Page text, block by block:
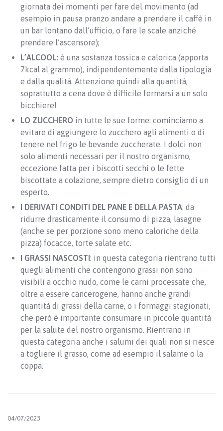
giornata dei momenti per fare del movimento (ad
esempio in pausa pranzo andare a prendere il caffè in
un bar lontano dall’ufficio, o fare le scale anziché
prendere l’ascensore);
L’ALCOOL: è una sostanza tossica e calorica (apporta
7kcal al grammo), indipendentemente dalla tipologia
e dalla qualità. Attenzione quindi alla quantità,
soprattutto a cena dove è difficile fermarsi a un solo
bicchiere!
LO ZUCCHERO in tutte le sue forme: cominciamo a
evitare di aggiungere lo zucchero agli alimenti o di
tenere nel frigo le bevande zuccherate. I dolci non
solo alimenti necessari per il nostro organismo,
eccezione fatta per i biscotti secchi o le fette
biscottate a colazione, sempre dietro consiglio di un
esperto.
I DERIVATI CONDITI DEL PANE E DELLA PASTA: da
ridurre drasticamente il consumo di pizza, lasagne
(anche se per porzione sono meno caloriche della
pizza) focacce, torte salate etc.
I GRASSI NASCOSTI: in questa categoria rientrano tutti
quegli alimenti che contengono grassi non sono
visibili a occhio nudo, come le carni processate che,
oltre a essere cancerogene, hanno anche grandi
quantità di grassi della carne, o i formaggi stagionati,
che però è importante consumare in piccole quantità
per la salute del nostro organismo. Rientrano in
questa categoria anche i salumi dei quali non si riesce
a togliere il grasso, come ad esempio il salame o la
coppa.
04/07/2023